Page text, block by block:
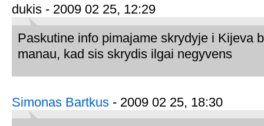
dukis - 2009 02 25, 12:29
Paskutine info pimajame skrydyje i Kijeva
manau, kad sis skrydis ilgai negyvens
Simonas Bartkus - 2009 02 25, 18:30